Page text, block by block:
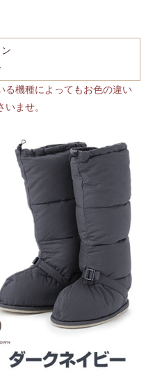
機種によってもお色の違い
ませ。